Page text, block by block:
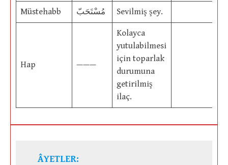
Müstehabb مُسْتَحَبّ Sevilmiş şey.
Hap ———
Kolayca
yutulabilmesi
için toparlak
durumuna
getirilmiş
ilaç.
ÂYETLER: